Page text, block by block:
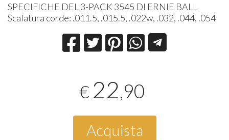
SPECIFICHE DEL 3-PACK 3545 DI ERNIE BALL
Scalatura corde: .011.5, .015.5, .022w, .032, .044, .054
€ 22,90
Acquista